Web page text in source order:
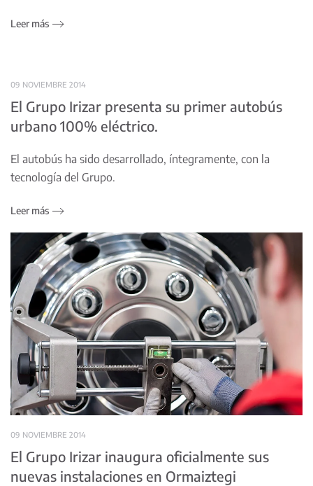
Leer más
09 NOVIEMBRE 2014
El Grupo Irizar presenta su primer autobús
urbano 100% eléctrico.
El autobús ha sido desarrollado, íntegramente, con la
tecnología del Grupo.
Leer más
09 NOVIEMBRE 2014
El Grupo Irizar inaugura oficialmente sus
nuevas instalaciones en Ormaiztegi